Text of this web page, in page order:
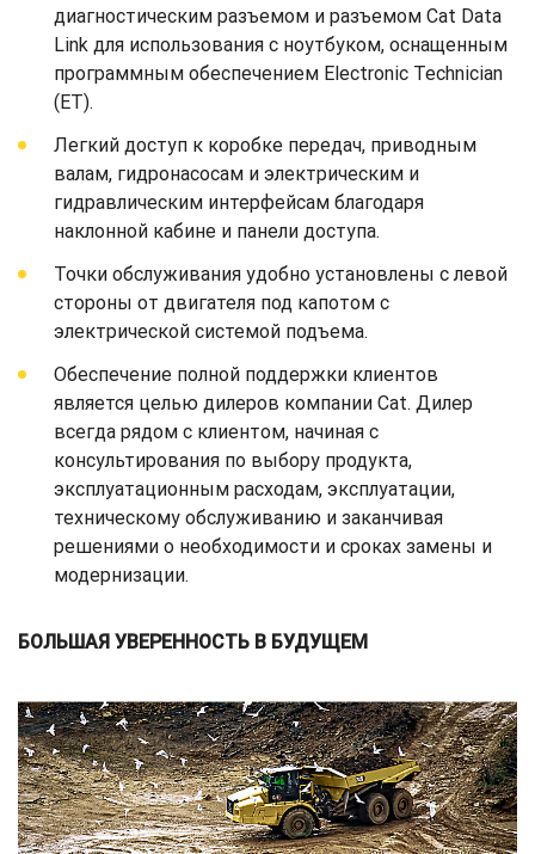
диагностическим разъемом и разъемом Cat Data
Link для использования с ноутбуком, оснащенным
программным обеспечением Electronic Technician
(ET).
Легкий доступ к коробке передач, приводным
валам, гидронасосам и электрическим и
гидравлическим интерфейсам благодаря
наклонной кабине и панели доступа.
Точки обслуживания удобно установлены с левой
стороны от двигателя под капотом с
электрической системой подъема.
Обеспечение полной поддержки клиентов
является целью дилеров компании Cat. Дилер
всегда рядом с клиентом, начиная с
консультирования по выбору продукта,
эксплуатационным расходам, эксплуатации,
техническому обслуживанию и заканчивая
решениями о необходимости и сроках замены и
модернизации.
БОЛЬШАЯ УВЕРЕННОСТЬ В БУДУЩЕМ